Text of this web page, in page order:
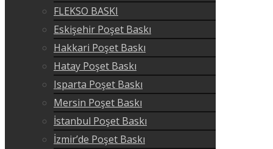
FLEKSO BASKI
Eskişehir Poşet Baskı
Hakkari Poşet Baskı
Hatay Poşet Baskı
Isparta Poşet Baskı
Mersin Poşet Baskı
İstanbul Poşet Baskı
İzmir’de Poşet Baskı